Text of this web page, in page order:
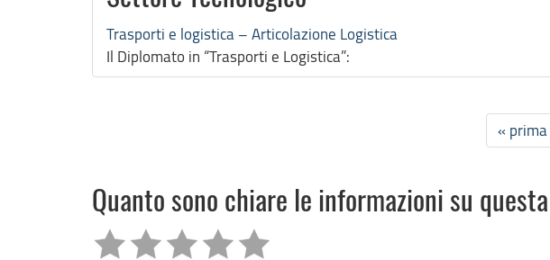
Trasporti e logistica – Articolazione Logistica
Il Diplomato in “Trasporti e Logistica”:
« prima
Quanto sono chiare le informazioni su